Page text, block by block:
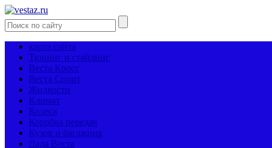
карта сайта
Тюнинг и стайлинг
Веста Кросс
Веста Спорт
Жидкости
Климат
Колеса
Коробка передач
Кузов и багажник
Лада Веста